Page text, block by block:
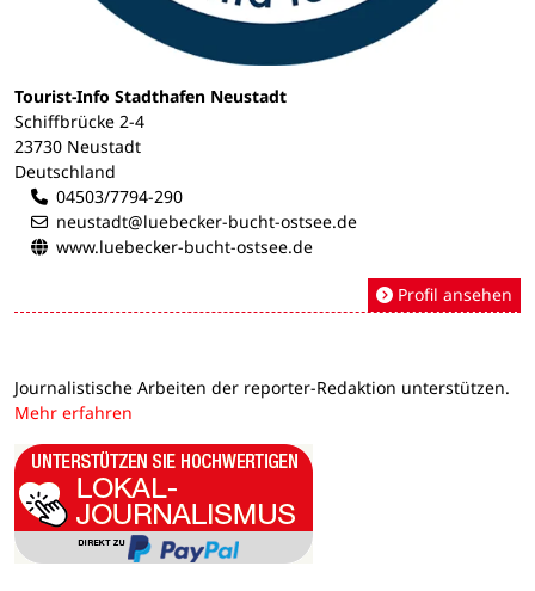
Tourist-Info Stadthafen Neustadt
Schiffbrücke 2-4
23730 Neustadt
Deutschland
04503/7794-290
neustadt@luebecker-bucht-ostsee.de
www.luebecker-bucht-ostsee.de
Profil ansehen
Journalistische Arbeiten der reporter-Redaktion unterstützen.
Mehr erfahren